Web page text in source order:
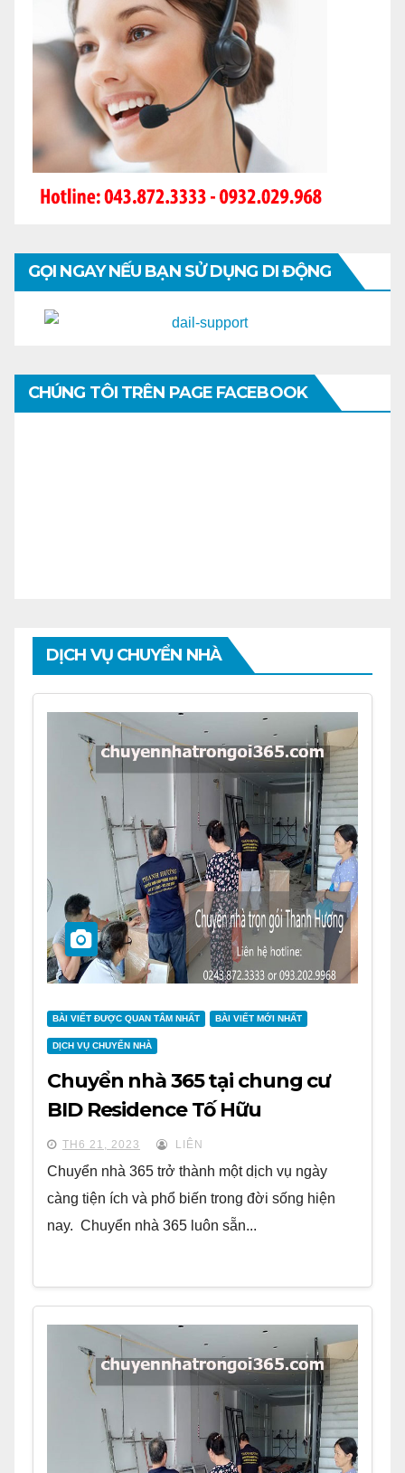
GỌI NGAY NẾU BẠN SỬ DỤNG DI ĐỘNG
CHÚNG TÔI TRÊN PAGE FACEBOOK
DỊCH VỤ CHUYỂN NHÀ
BÀI VIẾT ĐƯỢC QUAN TÂM NHẤT BÀI VIẾT MỚI NHẤT
DỊCH VỤ CHUYỂN NHÀ
Chuyển nhà 365 tại chung cư
BID Residence Tố Hữu
TH6 21, 2023 LIÊN
Chuyển nhà 365 trở thành một dịch vụ ngày
càng tiện ích và phổ biến trong đời sống hiện
nay. Chuyển nhà 365 luôn sẵn...